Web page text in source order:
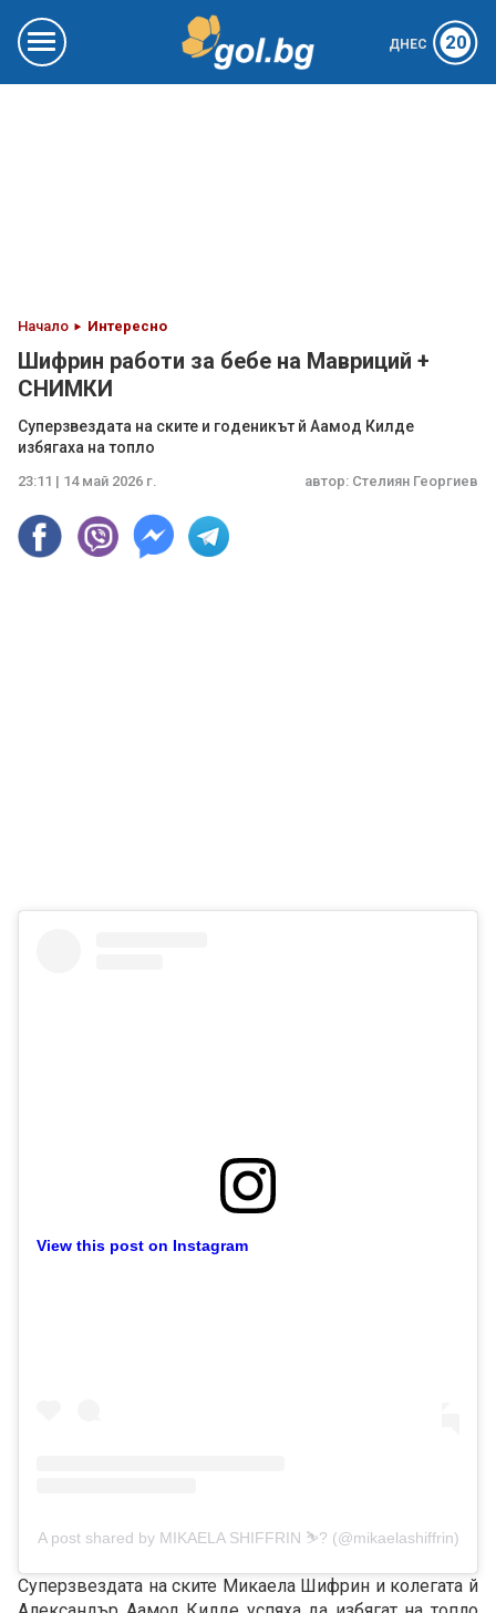
ДНЕС 20
Начало Интересно
Шифрин работи за бебе на Мавриций +
СНИМКИ
Суперзвездата на ските и годеникът й Аамод Килде
избягаха на топло
23:11 | 14 май 2026 г. автор: Стелиян Георгиев
View this post on Instagram
A post shared by MIKAELA SHIFFRIN ⛷? (@mikaelashiffrin)
Суперзвездата на ските Микаела Шифрин и колегата й